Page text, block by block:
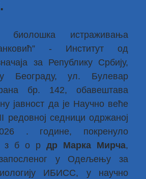
биолошка истраживања
- Институт од
за Републику Србију,
у Београду, ул. Булевар
бр. 142, обавештава
јавност да је Научно веће
редовној седници одржаној
. године, покренуло
з б о р др Марка Мирча,
запосленог у Одељењу за
ИБИСС, у научно